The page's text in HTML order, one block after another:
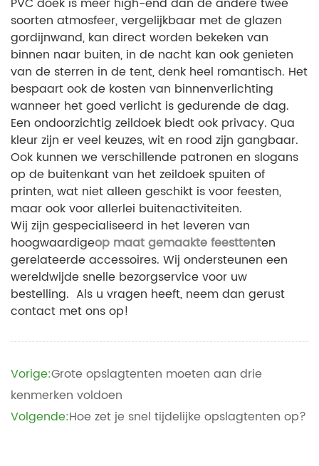
soorten atmosfeer, vergelijkbaar met de glazen
gordijnwand, kan direct worden bekeken van
binnen naar buiten, in de nacht kan ook genieten
van de sterren in de tent, denk heel romantisch. Het
bespaart ook de kosten van binnenverlichting
wanneer het goed verlicht is gedurende de dag.
Een ondoorzichtig zeildoek biedt ook privacy. Qua
kleur zijn er veel keuzes, wit en rood zijn gangbaar.
Ook kunnen we verschillende patronen en slogans
op de buitenkant van het zeildoek spuiten of
printen, wat niet alleen geschikt is voor feesten,
maar ook voor allerlei buitenactiviteiten.
Wij zijn gespecialiseerd in het leveren van
hoogwaardigeop maat gemaakte feesttenten
gerelateerde accessoires. Wij ondersteunen een
wereldwijde snelle bezorgservice voor uw
bestelling. Als u vragen heeft, neem dan gerust
contact met ons op!
Vorige:Grote opslagtenten moeten aan drie
kenmerken voldoen
Volgende:Hoe zet je snel tijdelijke opslagtenten op?